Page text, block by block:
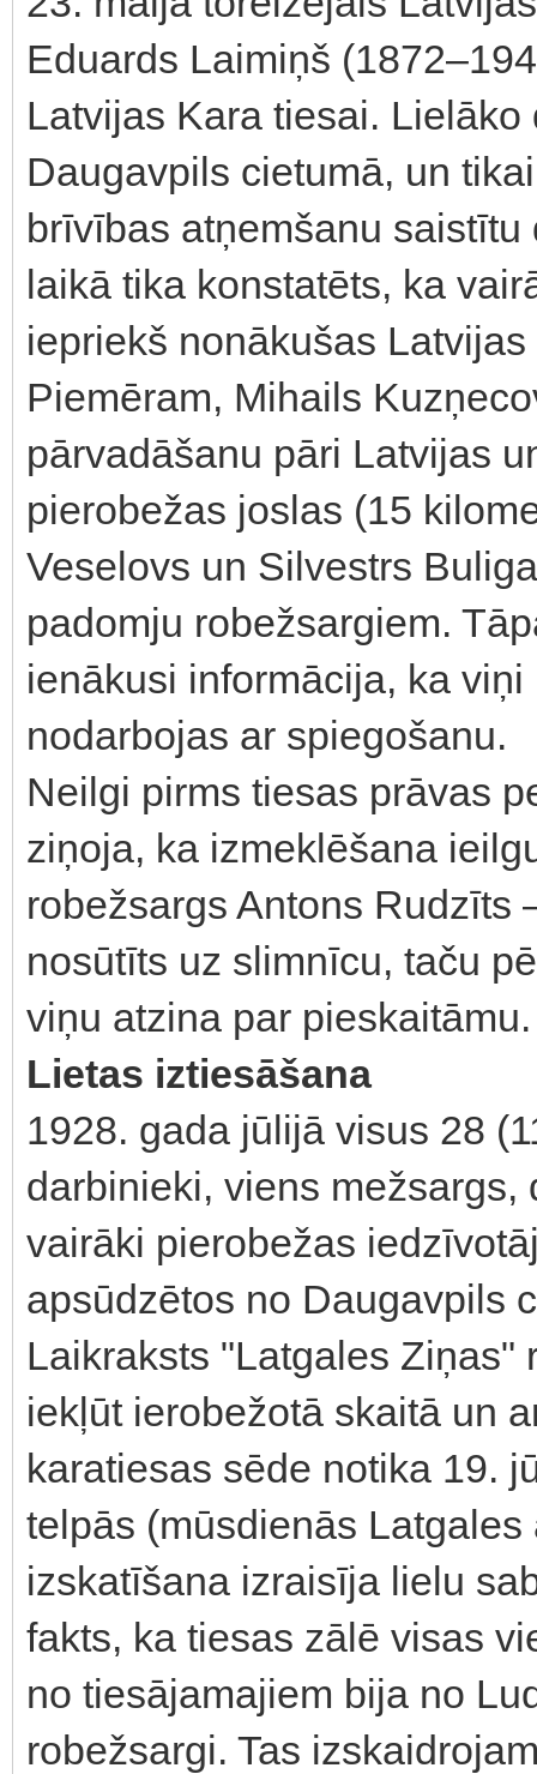
Eduards Laimiņš
Latvijas Kara tiesai.
Daugavpils cietumā, un
brīvības atņemšanu
laikā tika konstatēts, ka
iepriekš nonākušas
Piemēram, Mihails
pārvadāšanu pāri Latvijas
pierobežas joslas (15
Veselovs un Silvestrs
padomju robežsargiem.
ienākusi informācija, ka
nodarbojas ar spiegošanu.
Neilgi pirms tiesas prāvas
ziņoja, ka izmeklēšana
robežsargs Antons Rudzīts
nosūtīts uz slimnīcu, taču
viņu atzina par pieskaitāmu.
Lietas iztiesāšana
1928. gada jūlijā visus 28
darbinieki, viens
vairāki pierobežas
apsūdzētos no Daugavpils
Laikraksts "Latgales Ziņas"
iekļūt ierobežotā skaitā un
karatiesas sēde notika 19.
telpās (mūsdienās
izskatīšana izraisīja lielu
fakts, ka tiesas zālē visas
no tiesājamajiem bija no
robežsargi. Tas